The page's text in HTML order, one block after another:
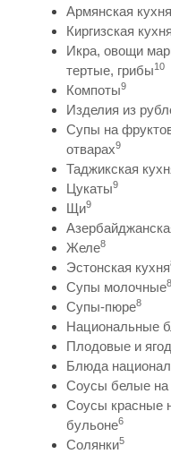
Армянская кухня
Киргизская кухня
Икра, овощи
тертые, грибы10
Компоты9
Изделия из
Супы на
отварах9
Таджикская
Цукаты9
Щи9
Желе8
Эстонская кухня
Супы молочные8
Супы-пюре8
Национальные
Плодовые и
Блюда
Соусы белые на
Соусы красные
бульоне6
Солянки5